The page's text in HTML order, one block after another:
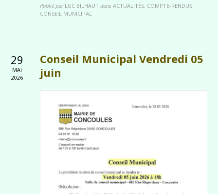
Publié par LUC BILHAUT dans ACTUALITÉS, COMPTE-RENDUS
CONSEIL MUNICIPAL
29
MAI
2026
Conseil Municipal Vendredi 05
juin